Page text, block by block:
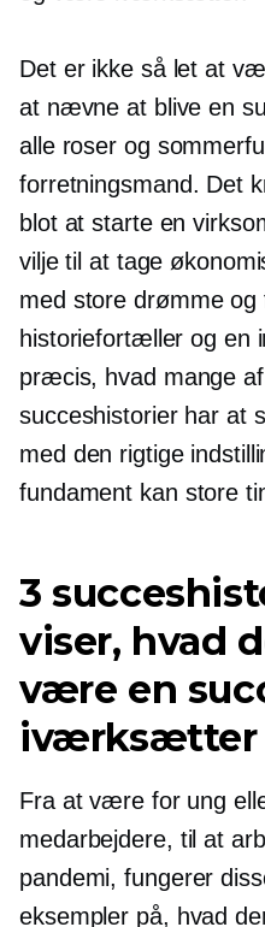
Det er ikke så let at
at nævne at blive en
alle roser og
forretningsmand. Det
blot at starte en
vilje til at tage
med store drømme og
historiefortæller og en
præcis, hvad mange
succeshistorier har at
med den rigtige
fundament kan store
3
viser, hvad
være en
iværksætter
Fra at være for ung
medarbejdere, til at
pandemi, fungerer
eksempler på, hvad